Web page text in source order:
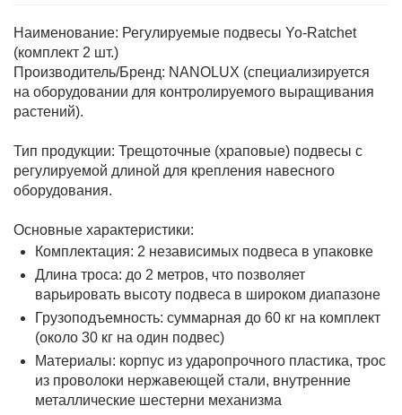
Наименование: Регулируемые подвесы Yo-Ratchet
(комплект 2 шт.)
Производитель/Бренд: NANOLUX (специализируется
на оборудовании для контролируемого выращивания
растений).
Тип продукции: Трещоточные (храповые) подвесы с
регулируемой длиной для крепления навесного
оборудования.
Основные характеристики:
Комплектация: 2 независимых подвеса в упаковке
Длина троса: до 2 метров, что позволяет
варьировать высоту подвеса в широком диапазоне
Грузоподъемность: суммарная до 60 кг на комплект
(около 30 кг на один подвес)
Материалы: корпус из ударопрочного пластика, трос
из проволоки нержавеющей стали, внутренние
металлические шестерни механизма